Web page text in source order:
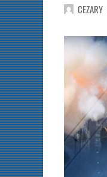
CEZARY